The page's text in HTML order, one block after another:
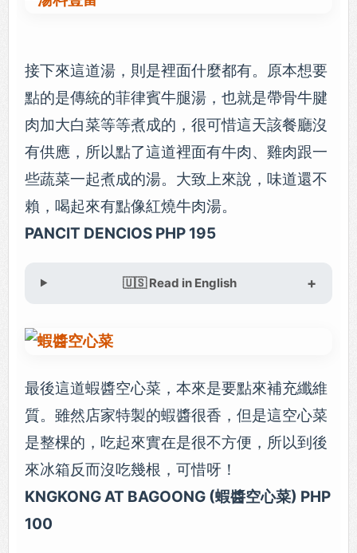
接下來這道湯，則是裡面什麼都有。原本想要
點的是傳統的菲律賓牛腿湯，也就是帶骨牛腱
肉加大白菜等等煮成的，很可惜這天該餐廳沒
有供應，所以點了這道裡面有牛肉、雞肉跟一
些蔬菜一起煮成的湯。大致上來說，味道還不
賴，喝起來有點像紅燒牛肉湯。
PANCIT DENCIOS PHP 195
🇺🇸 Read in English
最後這道蝦醬空心菜，本來是要點來補充纖維
質。雖然店家特製的蝦醬很香，但是這空心菜
是整棵的，吃起來實在是很不方便，所以到後
來冰箱反而沒吃幾根，可惜呀！
KNGKONG AT BAGOONG (蝦醬空心菜) PHP
100